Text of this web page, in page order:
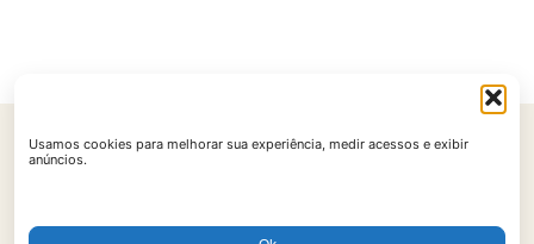
Usamos cookies para melhorar sua experiência, medir acessos e exibir
anúncios.
Início Contato Política de Privacidade